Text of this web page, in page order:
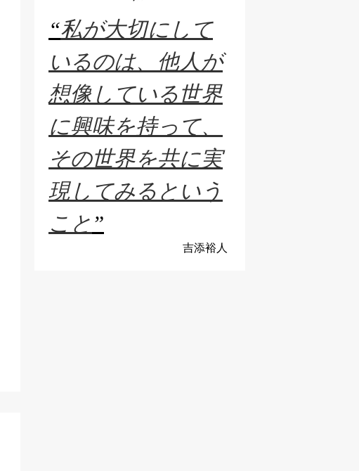
“私が大切にして
いるのは、他人が
想像している世界
に興味を持って、
その世界を共に実
現してみるという
こと ”
吉添裕人